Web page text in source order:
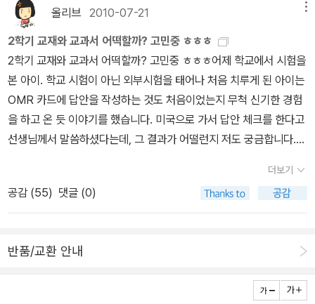
올리브 2010-07-21
2학기 교재와 교과서 어떡할까? 고민중 ㅎㅎㅎ
2학기 교재와 교과서 어떡할까? 고민중 ㅎㅎㅎ어제 학교에서 시험을
본 아이. 학교 시험이 아닌 외부시험을 태어나 처음 치루게 된 아이는
OMR 카드에 답안을 작성하는 것도 처음이었는지 무척 신기한 경험
을 하고 온 듯 이야기를 했습니다. 미국으로 가서 답안 체크를 한다고
선생님께서 말씀하셨다는데, 그 결과가 어떨런지 저도 궁금합니다.4
지 가득되는 지문을 읽고 독해를 해야하는 문제라 시간이 모잘라 마
지막 5문제 정도는 못 풀었다고 하네요. 같은 반 싱가폴 아이들도 한
국 아이들도 모두 이구동성으로 시험문제가 어려웠다고 하는데, 개인
어, 8월 초에는 수학 시험이 있으니, 수학은 정해진 시간동안 다 풀 수
싱가포르에서 지낸 2년 동안 영어에 자신감을 가지고 있는 아이라 그
더보기
공감 (55) 댓글 (0)
반품/교환 안내